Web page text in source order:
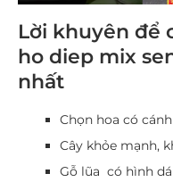
Lời khuyên để
ho diep mix
nhất
Chọn hoa có
Cây khỏe mạnh,
Gỗ lũa có hình